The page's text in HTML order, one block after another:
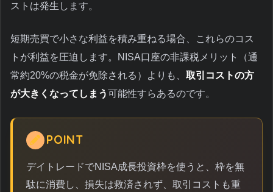
ストは発生します。
短期売買で小さな利益を積み重ねる場合、これらのコス
トが利益を圧迫します。NISA口座の非課税メリット（通
常約20%の税金が免除される）よりも、 取引コストの方
が大きくなってしまう可能性すらあるのです。
POINT
デイトレードでNISA成長投資枠を使うと、枠を無
駄に消費し、損失は救済されず、取引コストも重